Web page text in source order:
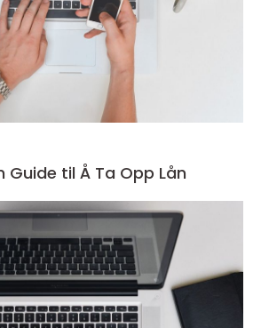
Guide til Å Ta Opp Lån